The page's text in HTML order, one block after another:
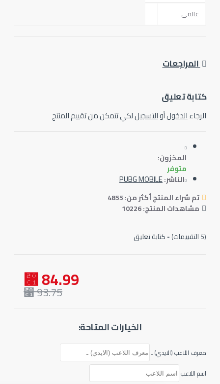
المراجعات
تعليق
الدخولأوالتسجيللكي تتمكن من تقييم المنتج
المخزون:
الناشر:PUBG MOBILE
تم شراء المنتج أكثر من: 4855
مشاهدات المنتج: 10226
-كتابة تعليق
84.99 ⃁
93.75 ⃁
الخيارات المتاحة:
اللاعب (الايدي) ـ
اللاعب